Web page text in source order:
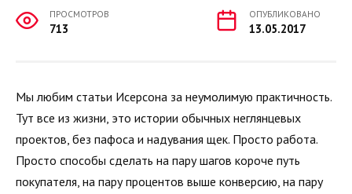
ПРОСМОТРОВ
713
ОПУБЛИКОВАНО
13.05.2017
Мы любим статьи Исерсона за неумолимую практичность.
Тут все из жизни, это истории обычных неглянцевых
проектов, без пафоса и надувания щек. Просто работа.
Просто способы сделать на пару шагов короче путь
покупателя, на пару процентов выше конверсию, на пару